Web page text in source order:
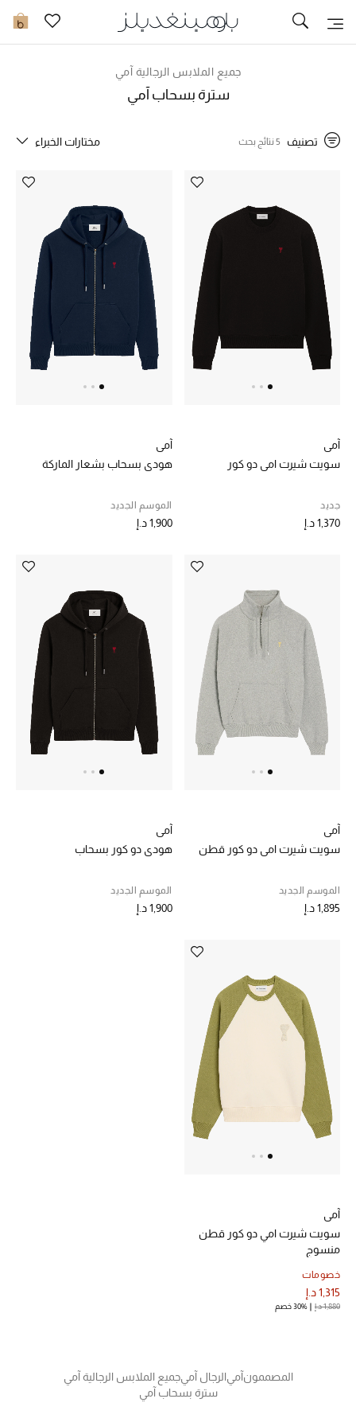
0 تخفيضات
مزيد من التخفيضات
الجمال
الأطفال
مستلزمات المنزل
ما وصلنا حديثاً
الحقائب النسائية
أحذية النسائية
الرجال
مستلزمات المنزل
النساء
عرض جميع المنتجات
خصومات
ركن أناقة المنتجعات
حصريًا عبر الإنترنت
جميع إصدارتنا النسائية
الحب للمحلي
جميع الملابس الرجالية آمي
سترة بسحاب آمي
تصنيف 5 نتائج بحث مختارات الخبراء
آمي
سويت شيرت امي دو كور
جديد
1,370 د.إ
آمي
هودي بسحاب بشعار الماركة
الموسم الجديد
1,900 د.إ
آمي
سويت شيرت امي دو كور قطن
الموسم الجديد
1,895 د.إ
آمي
هودي دو كور بسحاب
الموسم الجديد
1,900 د.إ
آمي
سويت شيرت امي دو كور قطن
منسوج
خصومات
1,315 د.إ
1,880 د.إ 30% خصم
المصممونآميالرجال آميجميع الملابس الرجالية آمي
سترة بسحاب آمي